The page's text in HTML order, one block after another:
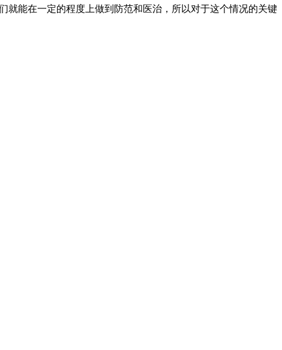
能在一定的程度上做到防范和医治，所以对于这个情况的关键